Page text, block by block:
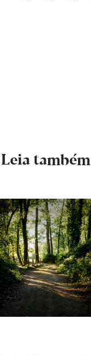
Leia também